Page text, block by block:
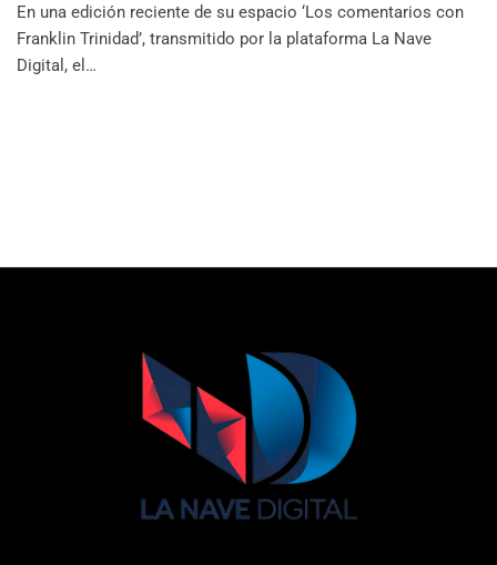
En una edición reciente de su espacio ‘Los comentarios con
Franklin Trinidad’, transmitido por la plataforma La Nave
Digital, el…